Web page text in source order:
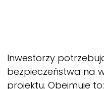
Inwestorzy
bezpieczeństwa na
projektu. Obejmuje to: